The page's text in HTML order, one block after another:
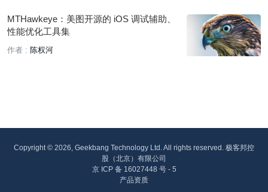
MTHawkeye：美图开源的 iOS 调试辅助、
性能优化工具集
作者 : 陈权河
Copyright © 2026, Geekbang Technology Ltd. All rights reserved. 极客邦控
股（北京）有限公司
京 ICP 备 16027448 号 - 5
产品资质